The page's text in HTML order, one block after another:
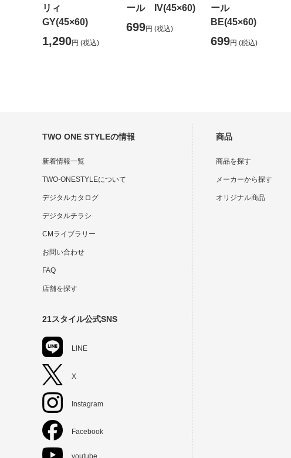
リィ
GY(45×60)
1,290円 (税込)
ール IV(45×60)
699円 (税込)
ール
BE(45×60)
699円 (税込)
TWO ONE STYLEの情報
新着情報一覧
TWO-ONESTYLEについて
デジタルカタログ
デジタルチラシ
CMライブラリー
お問い合わせ
FAQ
店舗を探す
21スタイル公式SNS
LINE
X
Instagram
Facebook
youtube
商品
商品を探す
メーカーから探す
オリジナル商品